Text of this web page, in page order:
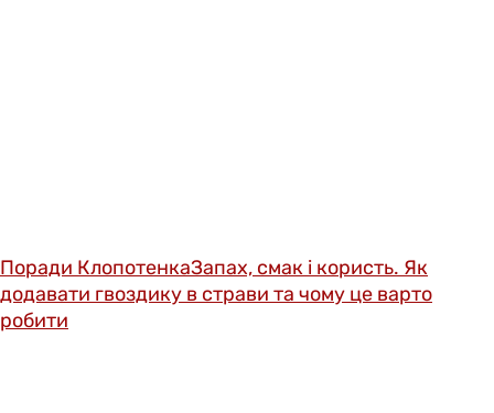
Поради КлопотенкаЗапах, смак і користь. Як
додавати гвоздику в страви та чому це варто
робити